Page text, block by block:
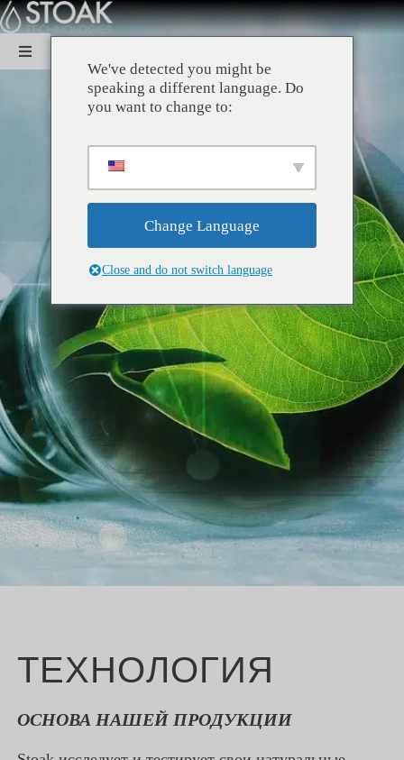
перейти
к
содержанию
Переключить
навигацию
РЕШЕНИЯ
УСТОЙЧИВОЕ РАЗВИТИЕ
КОНТАКТ
YOUTUBE
FACEBOOK
ТЕХНОЛОГИЯ
ОСНОВА НАШЕЙ ПРОДУКЦИИ
We've detected you might be
speaking a different language. Do
you want to change to:
Change Language
Close and do not switch language